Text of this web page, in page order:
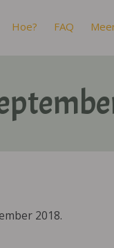
Hoe? FAQ
2018.